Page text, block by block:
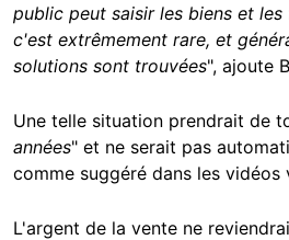
public peut saisir les biens et les
c'est extrêmement rare, et
solutions sont trouvées", ajoute
Une telle situation prendrait de
années" et ne serait pas
comme suggéré dans les vidéos
L'argent de la vente ne